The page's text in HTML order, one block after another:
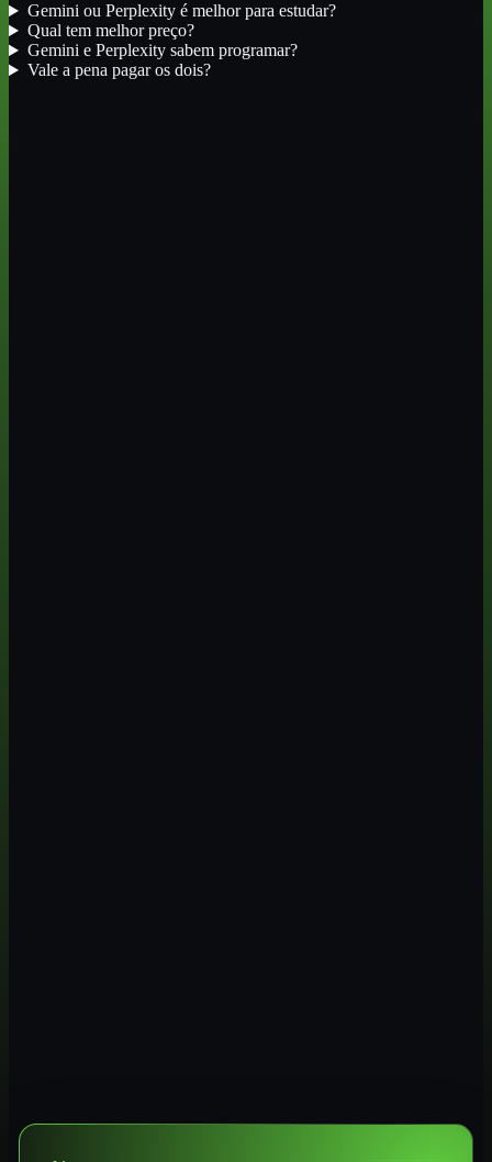
Gemini ou Perplexity é melhor para estudar?
Qual tem melhor preço?
Gemini e Perplexity sabem programar?
Vale a pena pagar os dois?